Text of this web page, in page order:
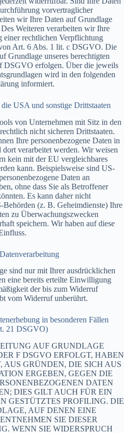
vorvertraglicher
wir Ihre Daten auf Grundlage
Weiteren verarbeiten wir Ihre
einer rechtlichen Verpflichtung
Art. 6 Abs. 1 lit. c DSGVO. Die
Grundlage unseres berechtigten
DSGVO erfolgen. Über die jeweils
wird in den folgenden
informiert.
USA und sonstige Drittstaaten
von Unternehmen mit Sitz in den
nicht sicheren Drittstaaten.
Ihre personenbezogene Daten in
dort verarbeitet werden. Wir weisen
kein mit der EU vergleichbares
kann. Beispielsweise sind US-
Daten an
ohne dass Sie als Betroffener
Es kann daher nicht
Behörden (z. B. Geheimdienste) Ihre
zu Überwachungszwecken
speichern. Wir haben auf diese
sind nur mit Ihrer ausdrücklichen
eine bereits erteilte Einwilligung
der bis zum Widerruf
vom Widerruf unberührt.
in besonderen Fällen
21 DSGVO)
AUF GRUNDLAGE
F DSGVO ERFOLGT, HABEN
AUS GRÜNDEN, DIE SICH AUS
ERGEBEN, GEGEN DIE
DATEN
DIES GILT AUCH FÜR EIN
GESTÜTZTES PROFILING. DIE
AUF DENEN EINE
SIE DIESER
WENN SIE WIDERSPRUCH